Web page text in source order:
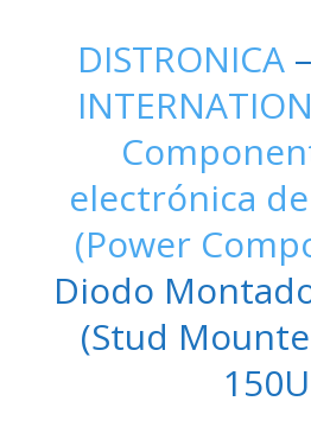
DISTRONICA –
electrónica
(Power
Diodo
(Stud
150U